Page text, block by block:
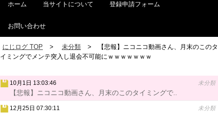
ホーム 当サイトについて 登録申請フォーム
お問い合わせ
にじログ TOP 未分類
【悲報】ニコニコ動画さん、月末のこのタ
イミングでメンテ突入し退会不可能にｗｗｗｗｗｗｗ
10月1日 13:03:46 未分類
【悲報】ニコニコ動画さん、月末のこのタイミングで..
12月25日 07:30:11 未分類